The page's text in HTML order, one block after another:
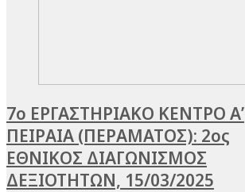
7ο ΕΡΓΑΣΤΗΡΙΑΚΟ ΚΕΝΤΡΟ Α’
ΠΕΙΡΑΙΑ (ΠΕΡΑΜΑΤΟΣ): 2ος
ΕΘΝΙΚΟΣ ΔΙΑΓΩΝΙΣΜΟΣ
ΔΕΞΙΟΤΗΤΩΝ, 15/03/2025